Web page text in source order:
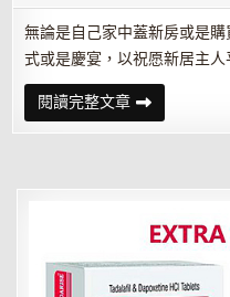
無論是自己家中蓋新房或是
式或是慶宴，以祝愿新居主人
閱讀完整文章新
房
入
有
民
間
習
俗